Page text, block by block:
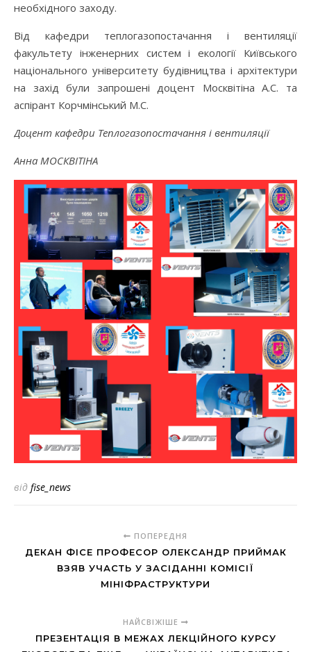
необхідного заходу.
Від кафедри теплогазопостачання і вентиляції
факультету інженерних систем і екології Київського
національного університету будівництва і архітектури
на захід були запрошені доцент Москвітіна А.С. та
аспірант Корчмінський М.С.
Доцент кафедри Теплогазопостачання і вентиляції
Анна МОСКВІТІНА
від fise_news
ПОПЕРЕДНЯ
ДЕКАН ФІСЕ ПРОФЕСОР ОЛЕКСАНДР ПРИЙМАК
ВЗЯВ УЧАСТЬ У ЗАСІДАННІ КОМІСІЇ
МІНІФРАСТРУКТУРИ
НАЙСВІЖІШЕ
ПРЕЗЕНТАЦІЯ В МЕЖАХ ЛЕКЦІЙНОГО КУРСУ